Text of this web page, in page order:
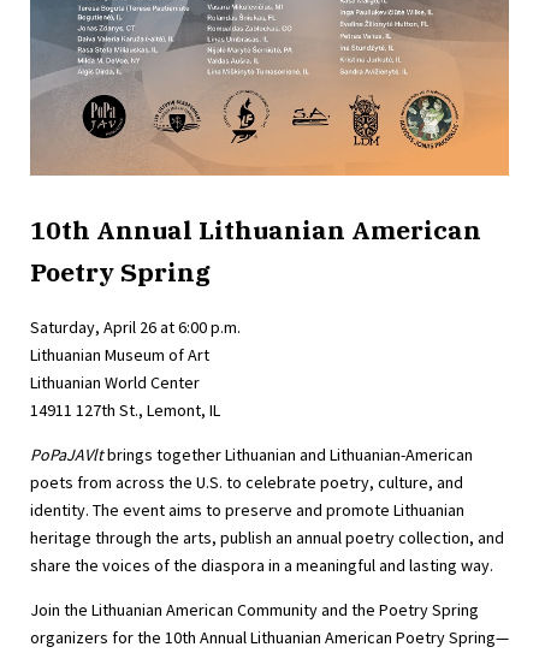
10th Annual Lithuanian American
Poetry Spring
Saturday, April 26 at 6:00 p.m.
Lithuanian Museum of Art
Lithuanian World Center
14911 127th St., Lemont, IL
PoPaJAVltbrings together Lithuanian and Lithuanian-American
poets from across the U.S. to celebrate poetry, culture, and
identity. The event aims to preserve and promote Lithuanian
heritage through the arts, publish an annual poetry collection, and
share the voices of the diaspora in a meaningful and lasting way.
Join the Lithuanian American Community and the Poetry Spring
organizers for the 10th Annual Lithuanian American Poetry Spring—